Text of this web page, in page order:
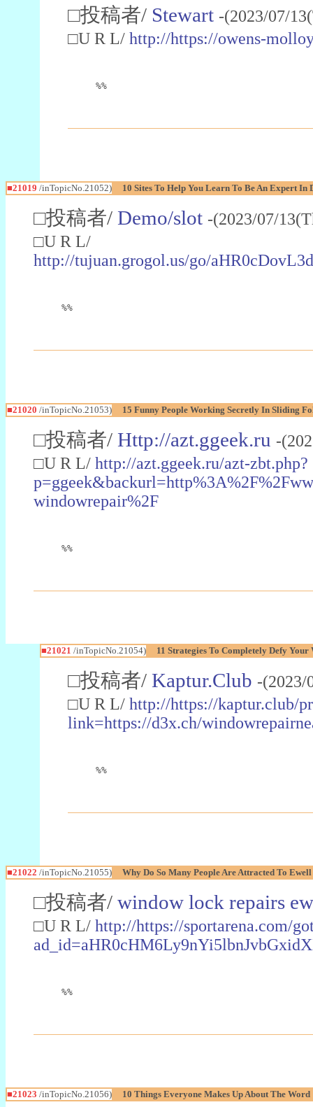
□投稿者/ Stewart -(2023/07/
□U R L/ http://https://owens-
%%
■21019 /inTopicNo.21052) 10 Sites To Help You Learn To Be An Expert In
□投稿者/ Demo/slot -(2023/07/
□U R L/
http://tujuan.grogol.us/go/
%%
■21020 /inTopicNo.21053) 15 Funny People Working Secretly In Sliding
□投稿者/ Http://azt.ggeek.ru -
□U R L/ http://azt.ggeek.ru/azt-zbt.php?
windowrepair%2F
%%
■21021 /inTopicNo.21054) 11 Strategies To Completely Defy
□投稿者/ Kaptur.Club -
□U R L/ http://https://kaptur.club/
link=https://d3x.ch/
%%
■21022 /inTopicNo.21055) Why Do So Many People Are Attracted To
□投稿者/ window lock repairs
□U R L/ http://https://sportarena.com/
%%
■21023 /inTopicNo.21056) 10 Things Everyone Makes Up About The